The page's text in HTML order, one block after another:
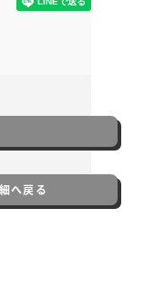
へ戻る